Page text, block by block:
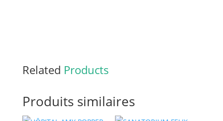
Related Products
Produits similaires